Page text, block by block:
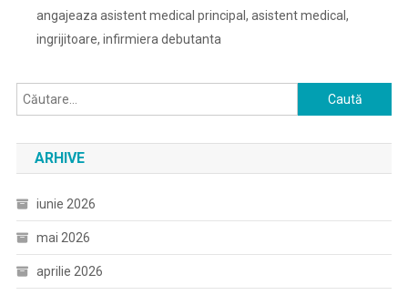
angajeaza asistent medical principal, asistent medical,
ingrijitoare, infirmiera debutanta
Caută
după:
ARHIVE
iunie 2026
mai 2026
aprilie 2026